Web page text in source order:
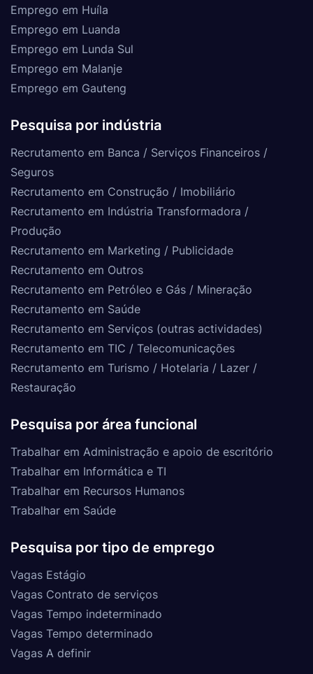
Emprego em Huíla
Emprego em Luanda
Emprego em Lunda Sul
Emprego em Malanje
Emprego em Gauteng
Pesquisa por indústria
Recrutamento em Banca / Serviços Financeiros /
Seguros
Recrutamento em Construção / Imobiliário
Recrutamento em Indústria Transformadora /
Produção
Recrutamento em Marketing / Publicidade
Recrutamento em Outros
Recrutamento em Petróleo e Gás / Mineração
Recrutamento em Saúde
Recrutamento em Serviços (outras actividades)
Recrutamento em TIC / Telecomunicações
Recrutamento em Turismo / Hotelaria / Lazer /
Restauração
Pesquisa por área funcional
Trabalhar em Administração e apoio de escritório
Trabalhar em Informática e TI
Trabalhar em Recursos Humanos
Trabalhar em Saúde
Pesquisa por tipo de emprego
Vagas Estágio
Vagas Contrato de serviços
Vagas Tempo indeterminado
Vagas Tempo determinado
Vagas A definir